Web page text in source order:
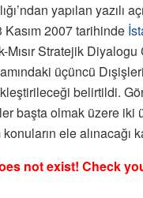
yapılan yazılı
2007 tarihinde
Mısır Stratejik
üçüncü
belirtildi.
başta olmak üzere iki
ele alınacağı
not exist! Check